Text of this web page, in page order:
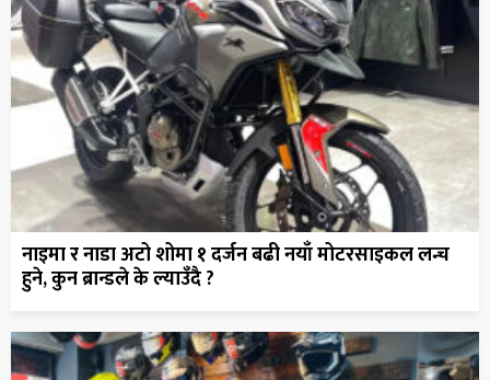
नाइमा र नाडा अटो शोमा १ दर्जन बढी नयाँ मोटरसाइकल लन्च
हुने, कुन ब्रान्डले के ल्याउँदै ?